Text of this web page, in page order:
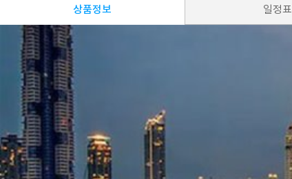
상품정보 일정표